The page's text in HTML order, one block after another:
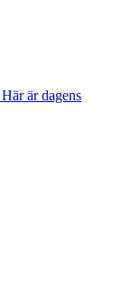
är dagens